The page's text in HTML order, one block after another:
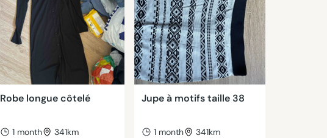
Robe longue côtelé
1 month 341km
Jupe à motifs taille 38
1 month 341km